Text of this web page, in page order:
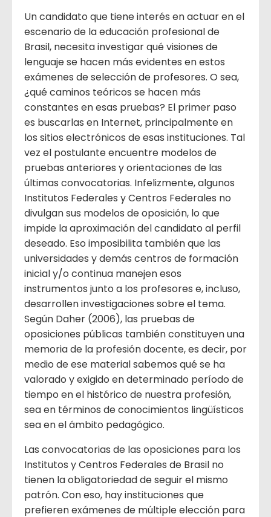
Un candidato que tiene interés en actuar en el
escenario de la educación profesional de
Brasil, necesita investigar qué visiones de
lenguaje se hacen más evidentes en estos
exámenes de selección de profesores. O sea,
¿qué caminos teóricos se hacen más
constantes en esas pruebas? El primer paso
es buscarlas en Internet, principalmente en
los sitios electrónicos de esas instituciones. Tal
vez el postulante encuentre modelos de
pruebas anteriores y orientaciones de las
últimas convocatorias. Infelizmente, algunos
Institutos Federales y Centros Federales no
divulgan sus modelos de oposición, lo que
impide la aproximación del candidato al perfil
deseado. Eso imposibilita también que las
universidades y demás centros de formación
inicial y/o continua manejen esos
instrumentos junto a los profesores e, incluso,
desarrollen investigaciones sobre el tema.
Según Daher (2006), las pruebas de
oposiciones públicas también constituyen una
memoria de la profesión docente, es decir, por
medio de ese material sabemos qué se ha
valorado y exigido en determinado período de
tiempo en el histórico de nuestra profesión,
sea en términos de conocimientos lingüísticos
sea en el ámbito pedagógico.
Las convocatorias de las oposiciones para los
Institutos y Centros Federales de Brasil no
tienen la obligatoriedad de seguir el mismo
patrón. Con eso, hay instituciones que
prefieren exámenes de múltiple elección para